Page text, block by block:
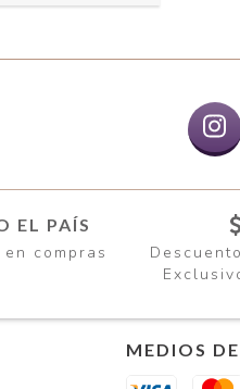
EL PAÍS
compras
MEDIOS